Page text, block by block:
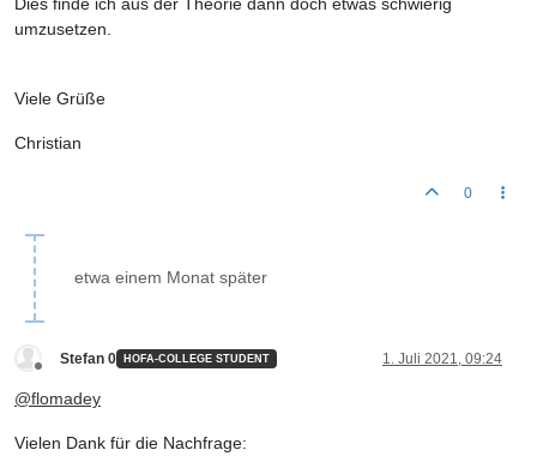
umzusetzen.
Viele Grüße
Christian
0
etwa einem Monat später
Stefan 0 HOFA-COLLEGE STUDENT 1. Juli 2021, 09:24
@flomadey
Vielen Dank für die Nachfrage: